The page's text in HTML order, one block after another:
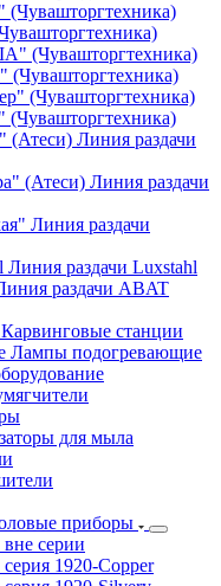
(Чувашторгтехника)
Линия раздачи
Линия раздачи
Линия раздачи
Линия раздачи Luxstahl
раздачи ABAT
Карвинговые станции
Лампы подогревающие
для мыла
приборы
серии
1920-Copper